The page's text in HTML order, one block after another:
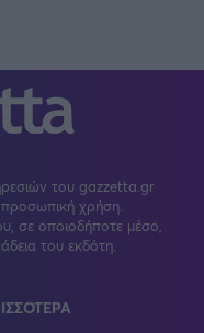
του gazzetta.gr
προσωπική χρήση.
σε οποιοδήποτε μέσο,
του εκδότη.